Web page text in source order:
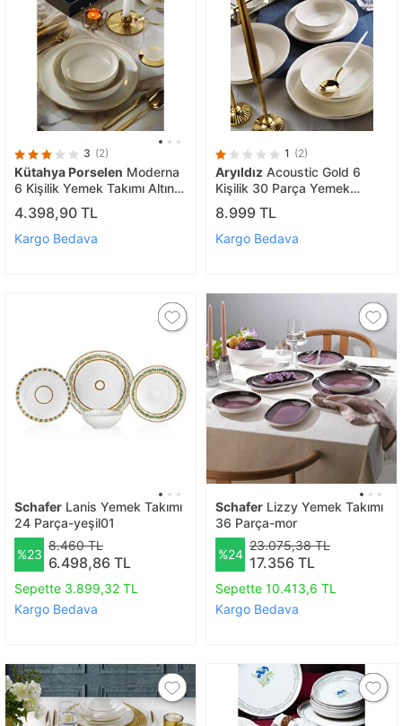
3 (2)
Kütahya Porselen Moderna
6 Kişilik Yemek Takımı Altın
Fileli 18 Parça
4.398,90 TL
Kargo Bedava
1 (2)
Aryıldız Acoustic Gold 6
Kişilik 30 Parça Yemek
Takımı Ar4038147
8.999 TL
Kargo Bedava
Schafer Lanis Yemek Takımı
24 Parça-yeşil01
%23
8.460 TL
6.498,86 TL
Sepette 3.899,32 TL
Kargo Bedava
Schafer Lizzy Yemek Takımı
36 Parça-mor
%24
23.075,38 TL
17.356 TL
Sepette 10.413,6 TL
Kargo Bedava